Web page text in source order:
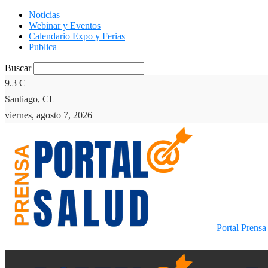
Noticias
Webinar y Eventos
Calendario Expo y Ferias
Publica
Buscar
9.3 C
Santiago, CL
viernes, agosto 7, 2026
Portal